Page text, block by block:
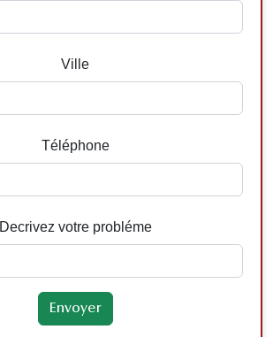
Ville
Téléphone
Decrivez votre probléme